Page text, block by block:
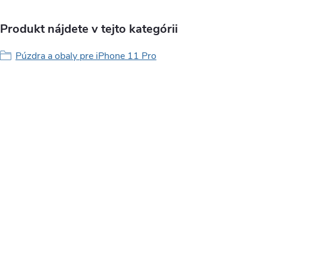
Produkt nájdete v tejto kategórii
Púzdra a obaly pre iPhone 11 Pro